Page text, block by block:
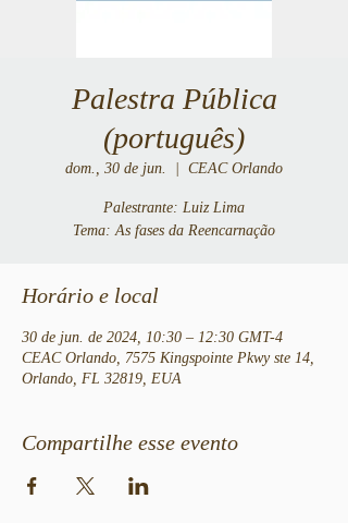
Palestra Pública
(português)
dom., 30 de jun. CEAC Orlando
Palestrante: Luiz Lima
Tema: As fases da Reencarnação
Horário e local
30 de jun. de 2024, 10:30 – 12:30 GMT-4
CEAC Orlando, 7575 Kingspointe Pkwy ste 14,
Orlando, FL 32819, EUA
Compartilhe esse evento